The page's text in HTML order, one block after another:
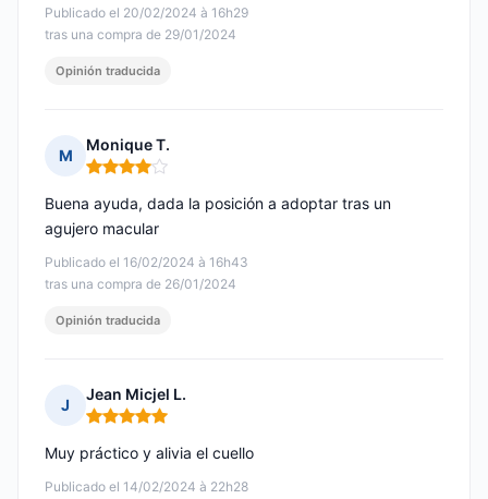
Publicado el 20/02/2024 à 16h29
tras una compra de 29/01/2024
Opinión traducida
M
Monique T.
Nota: 4 de 5
Publicado el 16/02/2024 à 16h43
tras una compra de 26/01/2024
Buena ayuda, dada la posición a adoptar tras un
agujero macular
Opinión traducida
J
Jean Micjel L.
Nota: 5 de 5
Publicado el 14/02/2024 à 22h28
Muy práctico y alivia el cuello